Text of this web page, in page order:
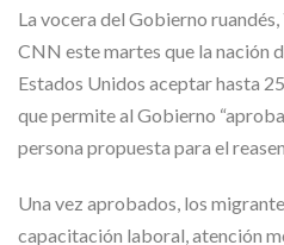
La vocera del Gobierno
CNN este martes que la nación
Estados Unidos aceptar hasta
que permite al Gobierno
persona propuesta para el
Una vez aprobados, los
capacitación laboral, atención